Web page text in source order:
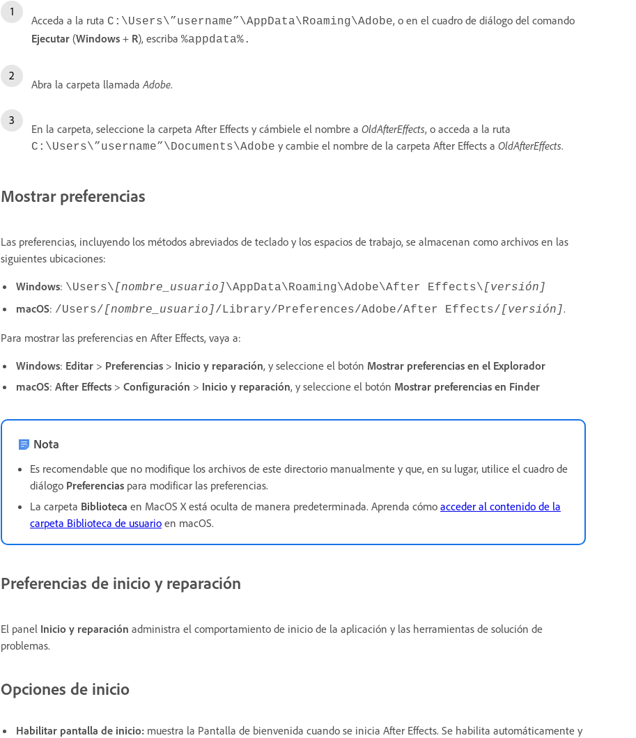
Acceda a la ruta C:\Users\”username”\AppData\Roaming\Adobe, o en el cuadro de diálogo del comando
Ejecutar (Windows + R), escriba %appdata%.
Abra la carpeta llamadaAdobe.
En la carpeta, seleccione la carpeta After Effects y cámbiele el nombre a OldAfterEffects, o acceda a la ruta
C:\Users\”username”\Documents\Adobe y cambie el nombre de la carpeta After Effects a OldAfterEffects.
Mostrar preferencias
Las preferencias, incluyendo los métodos abreviados de teclado y los espacios de trabajo, se almacenan como archivos en las
siguientes ubicaciones:
Windows: \Users\[nombre_usuario]\AppData\Roaming\Adobe\After Effects\[versión]
macOS: /Users/ [nombre_usuario]/Library/Preferences/Adobe/After Effects/ [versión].
Para mostrar las preferencias en After Effects, vaya a:
Windows: Editar > Preferencias > Inicio y reparación, y seleccione el botón Mostrar preferencias en el Explorador
macOS: After Effects > Configuración > Inicio y reparación, y seleccione el botón Mostrar preferencias en Finder
Nota
Es recomendable que no modifique los archivos de este directorio manualmente y que, en su lugar, utilice el cuadro de
diálogo Preferencias para modificar las preferencias.
La carpeta Biblioteca en MacOS X está oculta de manera predeterminada. Aprenda cómo acceder al contenido de la
carpeta Biblioteca de usuario en macOS.
Preferencias de inicio y reparación
El panel Inicio y reparación administra el comportamiento de inicio de la aplicación y las herramientas de solución de
problemas.
Opciones de inicio
Habilitar pantalla de inicio: muestra la Pantalla de bienvenida cuando se inicia After Effects. Se habilita automáticamente y